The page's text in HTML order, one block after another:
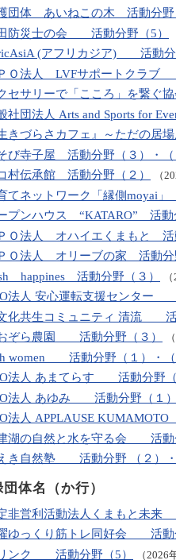
団体 あいねこの木 活動分野
防災士の会 活動分野（5）
(アフリカジア) 活動分
Ｏ法人 LVFサポートクラブ
セサリーで「こころ」を繋
社団法人 Arts and Sports for
生きづらさカフェ』～ただの居
び寺子屋 活動分野（３）・（
村伝承館 活動分野（２） （
てネットワーク「縁側moyai
プンハウス “KATARO” 活動
Ｏ法人 オハイエくまもと 活
Ｏ法人 オリーブの家 活動分
happines 活動分野（３）
法人 安心運転支援センター
化共生コミュニティ 清流 活
ぞら農園 活動分野（３）
women 活動分野（１）・（
法人 あまてらす 活動分野（
法人 あゆみ 活動分野（１）
法人 APPLAUSE
湖の自然と水を守る会 活動
き自然塾 活動分野 （２）・
体名（か行）
非営利活動法人くまもと未来
ゆっくり筋トレ同好会 活動
ンク 活動分野（5） （2026